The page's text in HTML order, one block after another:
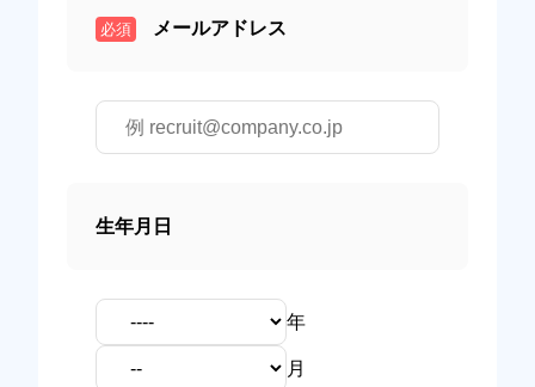
必須 メールアドレス
生年月日
年
月